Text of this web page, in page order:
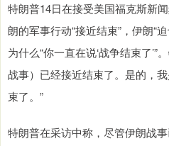
特朗普14日在接受美国福克斯新
朗的军事行动“接近结束”，伊朗“
为什么“你一直在说‘战争结束了’”
战事）已经接近结束了。是的，
束了。”
特朗普在采访中称，尽管伊朗战